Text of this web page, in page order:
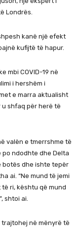
Londrës.
kanë një efekt
kufijtë të hapur.
mbi COVID-19 në
i hershëm i
e marra aktualisht
u shfaq për herë të
valën e tmerrshme të
ndodhte dhe Delta
botës dhe ishte tepër
ai. “Ne mund të jemi
ri, kështu që mund
shtoi ai.
në mënyrë të